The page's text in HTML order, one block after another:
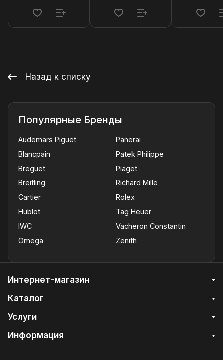
Назад к списку
Популярные Бренды
Audemars Piguet
Blancpain
Breguet
Breitling
Cartier
Hublot
IWC
Omega
Panerai
Patek Philippe
Piaget
Richard Mille
Rolex
Tag Heuer
Vacheron Constantin
Zenith
Интернет-магазин
Каталог
Услуги
Информация